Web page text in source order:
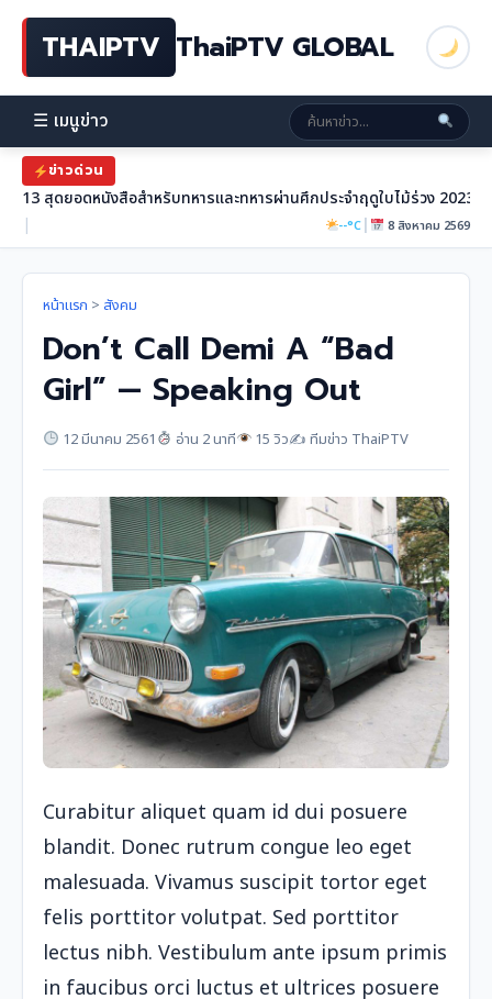
THAIPTV ThaiPTV GLOBAL
☰ เมนูข่าว
ข่าวด่วน
13 สุดยอดหนังสือสำหรับทหารและทหารผ่านศึกประจำฤดูใบไม้ร่วง 2023
|
--°C| 8 สิงหาคม 2569
หน้าแรก > สังคม
Don’t Call Demi A “Bad
Girl” — Speaking Out
12 มีนาคม 2561 อ่าน 2 นาที 15 วิว✍️ ทีมข่าว ThaiPTV
Curabitur aliquet quam id dui posuere
blandit. Donec rutrum congue leo eget
malesuada. Vivamus suscipit tortor eget
felis porttitor volutpat. Sed porttitor
lectus nibh. Vestibulum ante ipsum primis
in faucibus orci luctus et ultrices posuere